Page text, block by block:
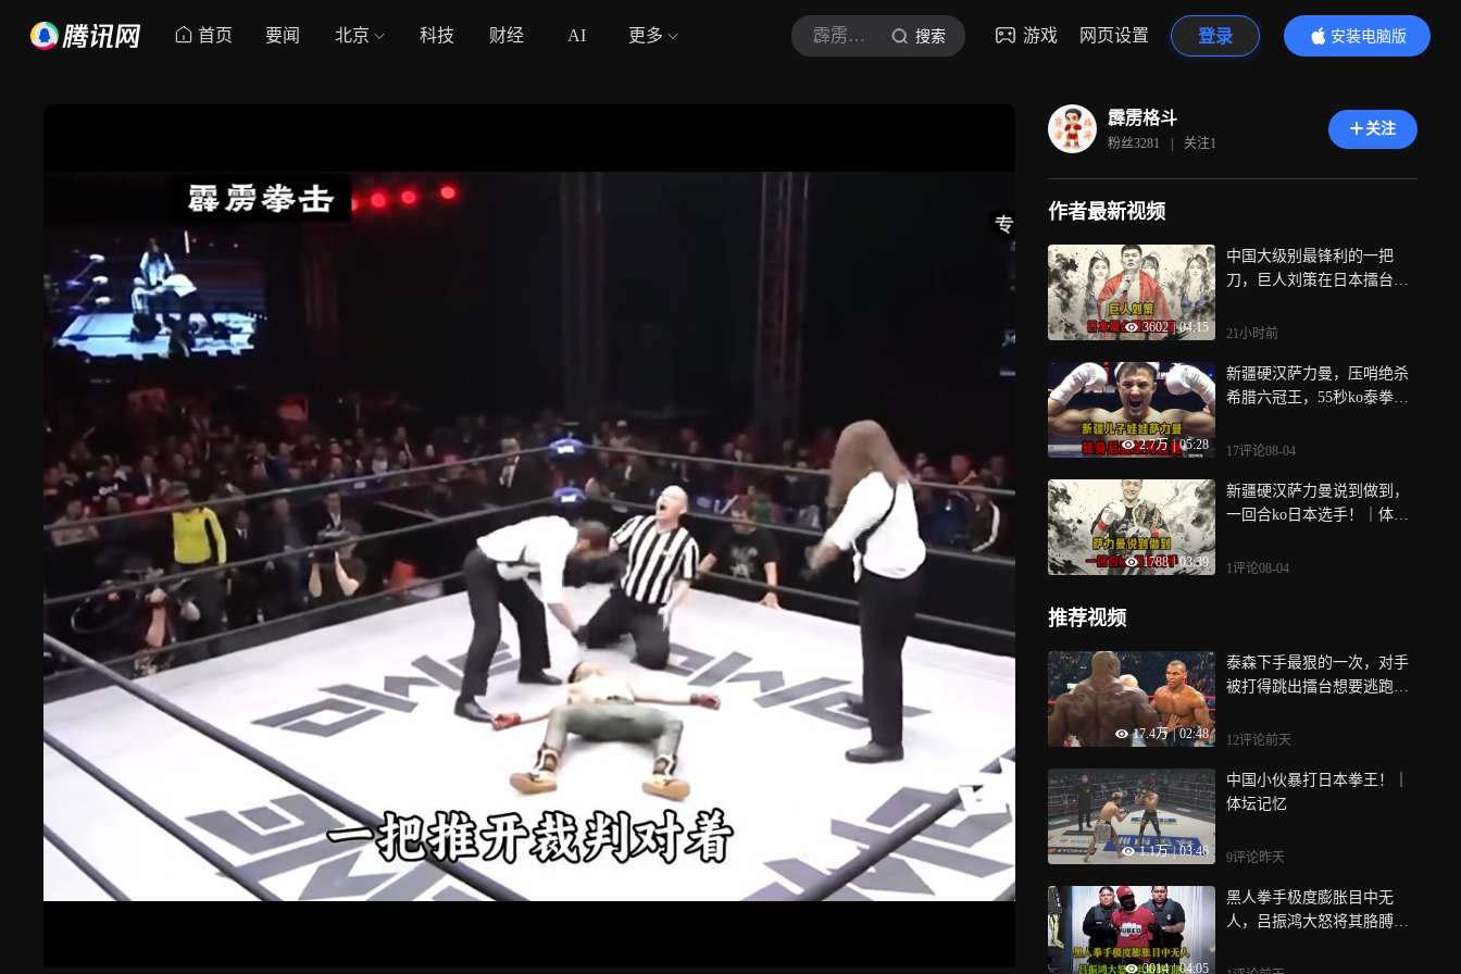
首页 要闻 北京 科技 财经 AI 更多 霹雳格斗 搜索 游戏 网页设置 登录
安装电脑版
内容更精彩
霹雳格斗
粉丝3281 | 关注1
关注
作者最新视频
3602 | 04:15
中国大级别最锋利的一把
刀，巨人刘策在日本擂台登
21小时前
2.7万 | 05:28
新疆硬汉萨力曼，压哨绝杀
希腊六冠王，55秒ko泰拳
17评论08-04
1788 | 03:39
新疆硬汉萨力曼说到做到，
一回合ko日本选手！｜体坛
1评论08-04
推荐视频
17.4万 | 02:48
泰森下手最狠的一次，对手
被打得跳出擂台想要逃跑，
12评论前天
1.1万 | 03:46
中国小伙暴打日本拳王！｜
体坛记忆
9评论昨天
3014 | 04:05
黑人拳手极度膨胀目中无
人，吕振鸿大怒将其胳膊打